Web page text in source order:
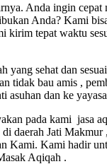
Anda ingin cepat
Anda? Kami
tepat waktu
sehat dan
tidak bau amis ,
asuhan dan ke
pada kami jasa
daerah Jati
Kami. Kami hadir
Aqiqah .